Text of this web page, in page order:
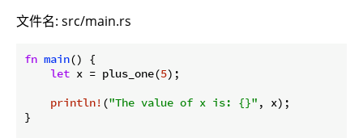
文件名: src/main.rs
fn main() {
let x = plus_one(5);
println! ("The value of x is: {}" , x);
}